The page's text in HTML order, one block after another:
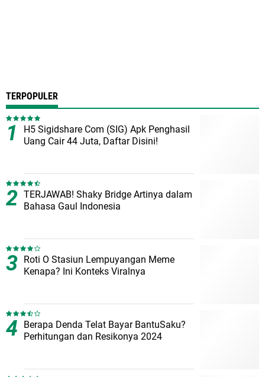
TERPOPULER
H5 Sigidshare Com (SIG) Apk Penghasil
Uang Cair 44 Juta, Daftar Disini!
TERJAWAB! Shaky Bridge Artinya dalam
Bahasa Gaul Indonesia
Roti O Stasiun Lempuyangan Meme
Kenapa? Ini Konteks Viralnya
Berapa Denda Telat Bayar BantuSaku?
Perhitungan dan Resikonya 2024